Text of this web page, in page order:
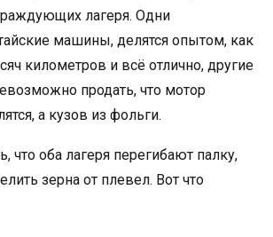
лагеря. Одни
машины, делятся опытом, как
километров и всё отлично, другие
продать, что мотор
а кузов из фольги.
что оба лагеря перегибают палку,
зерна от плевел. Вот что